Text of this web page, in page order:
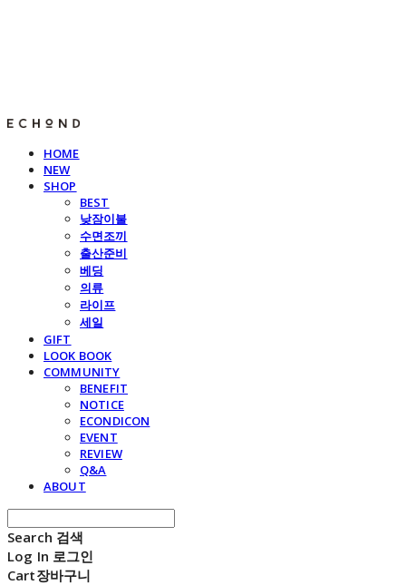
HOME
NEW
SHOP
BEST
낮잠이불
수면조끼
출산준비
베딩
의류
라이프
세일
GIFT
LOOK BOOK
COMMUNITY
BENEFIT
NOTICE
ECONDICON
EVENT
REVIEW
Q&A
ABOUT
Search 검색
Log In 로그인
Cart장바구니